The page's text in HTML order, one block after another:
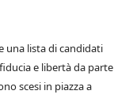
una lista di candidati
e libertà da parte
scesi in piazza a